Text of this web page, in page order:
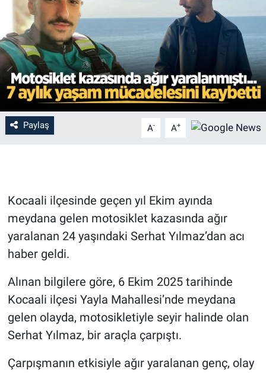
Paylaş A- A+
Kocaali ilçesinde geçen yıl Ekim ayında
meydana gelen motosiklet kazasında ağır
yaralanan 24 yaşındaki Serhat Yılmaz’dan acı
haber geldi.
Alınan bilgilere göre, 6 Ekim 2025 tarihinde
Kocaali ilçesi Yayla Mahallesi’nde meydana
gelen olayda, motosikletiyle seyir halinde olan
Serhat Yılmaz, bir araçla çarpıştı.
Çarpışmanın etkisiyle ağır yaralanan genç, olay